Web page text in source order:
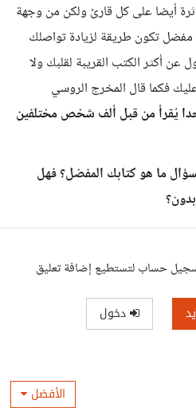
أيضا على كل قارئ ولكن من وجهة
تكون طريقة لزيادة تواصلك
عن أكثر الكتب القريبة لقلبك ولا
فكما قال المخرج الروسي
يُقرأ من قبل ألف شخص مختلفين
ما هو كتابك المفضل؟ فهل
حساب لتستطيع إضافة تعليق
دخول
الأفضل